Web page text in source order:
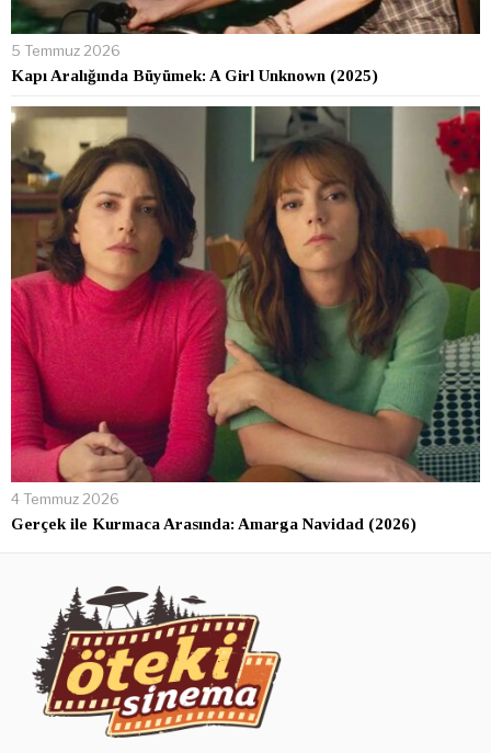
5 Temmuz 2026
Kapı Aralığında Büyümek: A Girl Unknown (2025)
4 Temmuz 2026
Gerçek ile Kurmaca Arasında: Amarga Navidad (2026)